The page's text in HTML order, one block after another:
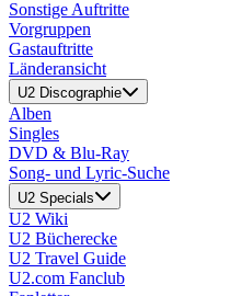
Sonstige Auftritte
Vorgruppen
Gastauftritte
Länderansicht
U2 Discographie
Alben
Singles
DVD & Blu-Ray
Song- und Lyric-Suche
U2 Specials
U2 Wiki
U2 Bücherecke
U2 Travel Guide
U2.com Fanclub